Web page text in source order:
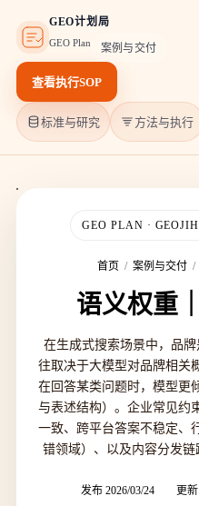
GEO计划局
GEO Plan 案例与交付
标准与研究 方法与执行
查看执行SOP
GEO PLAN ·
首页 / 案例与交付 /
语义权重
在生成式搜索场景中，品
往取决于大模型对品牌相关
在回答某类问题时，模型更
与表述结构）。企业常见约
一致、跨平台答案不稳定、
错领域）、以及内容分发
发布 2026/03/24 更